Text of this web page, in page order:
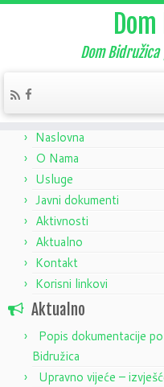
Dom Bidružica
Home»Aktivnosti
Naslovna
O Nama
Usluge
Javni dokumenti
Aktivnosti
Aktualno
Kontakt
Korisni linkovi
Aktualno
Popis dokumentacije
Bidružica
Upravno vijeće –